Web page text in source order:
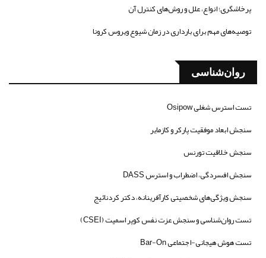
پرخاشگری؛ انواع، علل و روش‌های کنترل آن
توصیه‌های مهم برای بارداری در زمان شیوع ویروس کرونا
روان‌شناسی
تست استرس شغلی Osipow
سنجش ابعاد موفقیت پارکر و کازمایر
سنجش خلاقیت تورنس
سنجش افسردگی، اضطراب و استرس DASS
سنجش ویژگی‌های شخصیتی کارآفرینانه، دکتر کردنائیج
تست روان‌شناسی و سنجش عزت نفس کوپر اسمیت (CSEI)
تست هوش هیجانی-اجتماعی Bar-On